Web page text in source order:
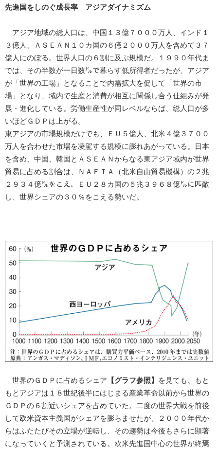
先進国をしのぐ成長率 アジアダイナミズム
アジア地域の総人口は、中国１３億７０００万人、インド１
３億人、ＡＳＥＡＮ１０カ国の６億２０００万人を含めて３７
億人にのぼる。世界人口の６割に及ぶ規模だ。１９９０年代ま
では、その半数が一日数㌦で暮らす低所得者だったが、アジア
が「世界の工場」となることで内需拡大を促して「世界の市
場」となり、域内で生産と消費が相互に関係し合う仕組みが発
展・進化している。労働生産性が同レベルならば、総人口が多
いほどＧＤＰは上がる。
東アジアの市場規模だけでも、ＥＵ５億人、北米４億３７００
万人を合わせた市場を凌駕する規模に膨れあがっている。日本
を含め、中国、韓国とＡＳＥＡＮからなる東アジア域内が世界
貿易に占める割合は、ＮＡＦＴＡ（北米自由貿易機構）の２兆
２９３４億㌦をこえ、ＥＵ２８カ国の５兆３９６８億㌦に匹敵
し、世界シェアの３０％をこえる勢いだ。
世界のＧＤＰに占めるシェア 【グラフ参照】
を見ても、もと
もとアジアは１８世紀後半にはじまる産業革命以前から世界の
ＧＤＰの６割近いシェアを占めていた。二度の世界大戦を前後
して欧米資本主義国がシェアを膨らませたが、２０００年代か
らはふたたびその立場が逆転し、その趨勢は今後もさらに顕著
になっていくと予測されている。欧米先進国中心の世界が終焉